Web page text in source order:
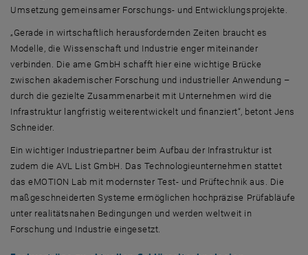
Umsetzung gemeinsamer Forschungs- und Entwicklungsprojekte.
„Gerade in wirtschaftlich herausfordernden Zeiten braucht es
Modelle, die Wissenschaft und Industrie enger miteinander
verbinden. Die ame GmbH schafft hier eine wichtige Brücke
zwischen akademischer Forschung und industrieller Anwendung –
durch die gezielte Zusammenarbeit mit Unternehmen wird die
Infrastruktur langfristig weiterentwickelt und finanziert“, betont Jens
Schneider.
Ein wichtiger Industriepartner beim Aufbau der Infrastruktur ist
zudem die AVL List GmbH. Das Technologieunternehmen stattet
daseMOTION Lab mit modernster Test- und Prüftechnik aus. Die
maßgeschneiderten Systeme ermöglichen hochpräzise Prüfabläufe
unter realitätsnahen Bedingungen und werden weltweit in
Forschung und Industrie eingesetzt.